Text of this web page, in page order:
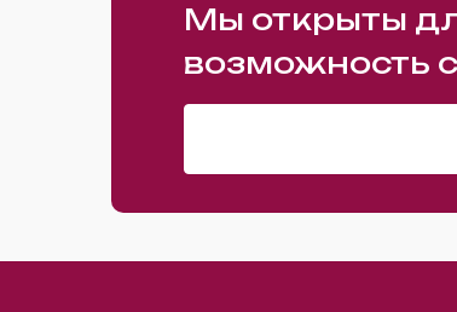
Мы открыты
возможность